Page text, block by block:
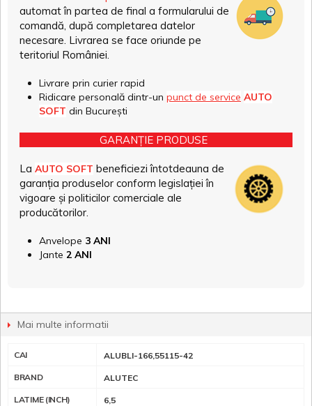
automat în partea de final a formularului de
comandă, după completarea datelor
necesare. Livrarea se face oriunde pe
teritoriul României.
Livrare prin curier rapid
Ridicare personală dintr-un punct de service AUTO
SOFT din București
GARANȚIE PRODUSE
La AUTO SOFT beneficiezi întotdeauna de
garanția produselor conform legislației în
vigoare și politicilor comerciale ale
producătorilor.
Anvelope 3 ANI
Jante 2 ANI
Mai multe informatii
CAI ALUBLI-166,55115-42
BRAND ALUTEC
LATIME (INCH) 6,5